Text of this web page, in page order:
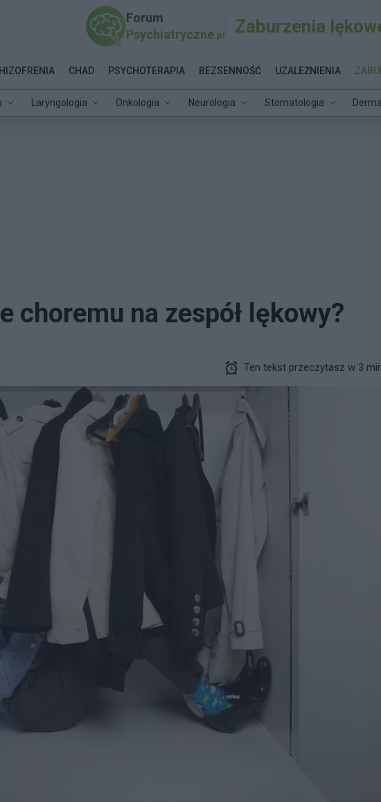
Forum
Psychiatryczne .pl Zaburzenia
Laryngologia Onkologia Neurologia Stomatologia
CHAD PSYCHOTERAPIA BEZSENNOŚĆ UZALEŻNIENIA
choremu na zespół lękowy?
Ten tekst przeczytasz w 3